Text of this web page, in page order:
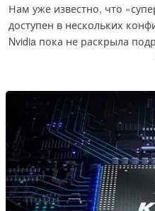
Нам уже известно, что
доступен в нескольких
Nvidia пока не раскрыла
новая версия драйвера